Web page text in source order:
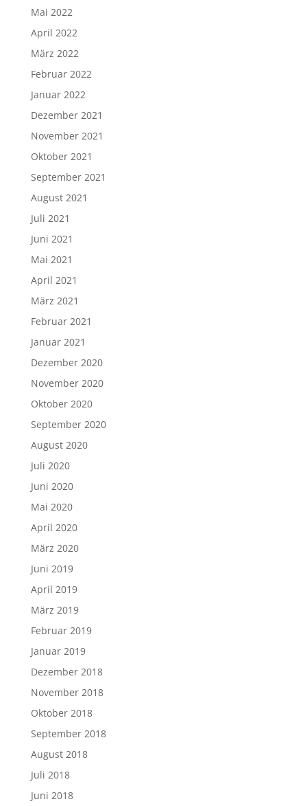
Mai 2022
April 2022
März 2022
Februar 2022
Januar 2022
Dezember 2021
November 2021
Oktober 2021
September 2021
August 2021
Juli 2021
Juni 2021
Mai 2021
April 2021
März 2021
Februar 2021
Januar 2021
Dezember 2020
November 2020
Oktober 2020
September 2020
August 2020
Juli 2020
Juni 2020
Mai 2020
April 2020
März 2020
Juni 2019
April 2019
März 2019
Februar 2019
Januar 2019
Dezember 2018
November 2018
Oktober 2018
September 2018
August 2018
Juli 2018
Juni 2018